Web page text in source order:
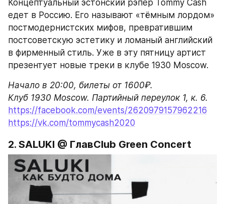
Концептуальный эстонский рэпер Tommy Cash
едет в Россию. Его называют «тёмным лордом»
постмодернистских мифов, превратившим
постсоветскую эстетику и ломаный английский
в фирменный стиль. Уже в эту пятницу артист
презентует новые треки в клубе 1930 Moscow.
Начало в 20:00, билеты от 1600₽.
Клуб 1930 Moscow. Партийный переулок 1, к. 6.
https://facebook.com/events/2620979157962216
https://vk.com/tommycash2020
2. SALUKI @ ГлавClub Green Concert